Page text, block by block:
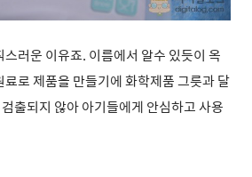
러운 이유죠. 이름에서 알수 있듯이 옥
로 제품을 만들기에 화학제품 그릇과 달
출되지 않아 아기들에게 안심하고 사용